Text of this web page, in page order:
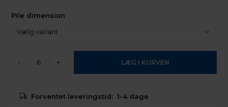
Pile dimension
- +
Forventet leveringstid: 1-4 dage